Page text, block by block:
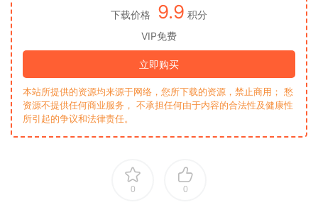
下载价格 9.9 积分
VIP免费
立即购买
本站所提供的资源均来源于网络，您所下载的资源，禁止商用； 愁
资源不提供任何商业服务， 不承担任何由于内容的合法性及健康性
所引起的争议和法律责任。
0 0